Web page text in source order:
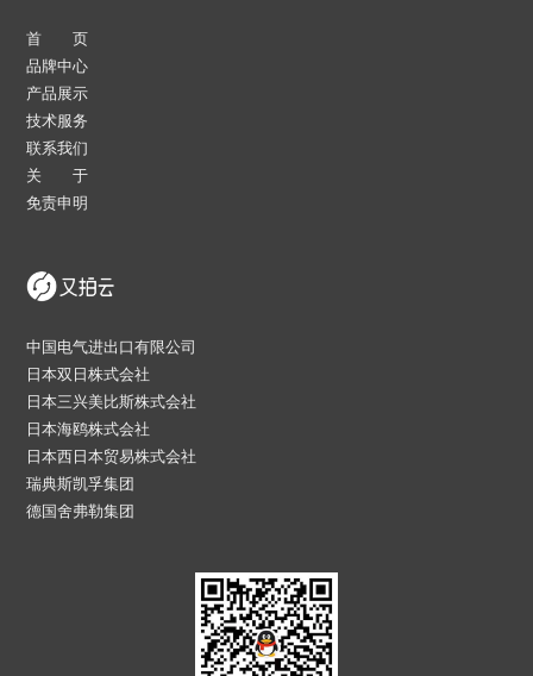
首 页
品牌中心
产品展示
技术服务
联系我们
关 于
免责申明
中国电气进出口有限公司
日本双日株式会社
日本三兴美比斯株式会社
日本海鸥株式会社
日本西日本贸易株式会社
瑞典斯凯孚集团
德国舍弗勒集团